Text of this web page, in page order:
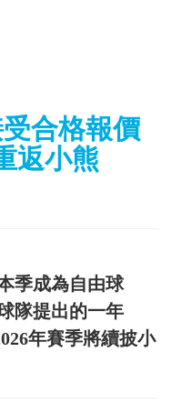
合格報價
返小熊
季成為自由球
隊提出的一年
年賽季將續披小